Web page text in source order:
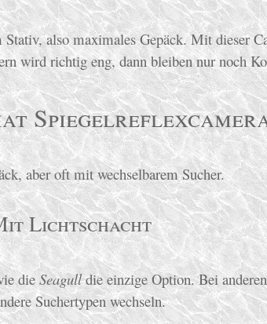
also maximales Gepäck. Mit dieser
wird richtig eng, dann bleiben nur noch
aber oft mit wechselbarem Sucher.
Lichtschacht
dieSeagulldie einzige Option. Bei
Suchertypen wechseln.